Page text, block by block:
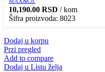
10,190.00 RSD / kom
Šifra proizvoda: 8023
Dodaj u korpu
Przi pregled
Add to compare
Dodaj u Listu želja